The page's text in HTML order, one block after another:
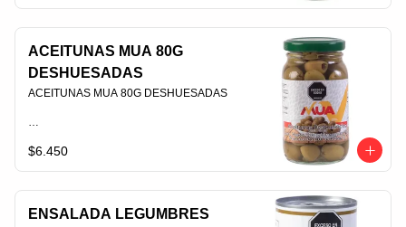
ACEITUNAS MUA 80G
DESHUESADAS
ACEITUNAS MUA 80G DESHUESADAS
$6.450
ENSALADA LEGUMBRES